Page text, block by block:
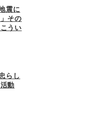
震に
その
うい
らし
動